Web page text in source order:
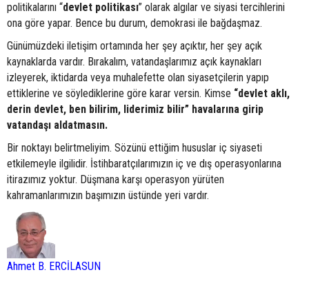
politikalarını “devlet politikası” olarak algılar ve siyasi tercihlerini
ona göre yapar. Bence bu durum, demokrasi ile bağdaşmaz.
Günümüzdeki iletişim ortamında her şey açıktır, her şey açık
kaynaklarda vardır. Bırakalım, vatandaşlarımız açık kaynakları
izleyerek, iktidarda veya muhalefette olan siyasetçilerin yapıp
ettiklerine ve söylediklerine göre karar versin. Kimse “devlet aklı,
derin devlet, ben bilirim, liderimiz bilir” havalarına girip
vatandaşı aldatmasın.
Bir noktayı belirtmeliyim. Sözünü ettiğim hususlar iç siyaseti
etkilemeyle ilgilidir. İstihbaratçılarımızın iç ve dış operasyonlarına
itirazımız yoktur. Düşmana karşı operasyon yürüten
kahramanlarımızın başımızın üstünde yeri vardır.
Ahmet B. ERCİLASUN